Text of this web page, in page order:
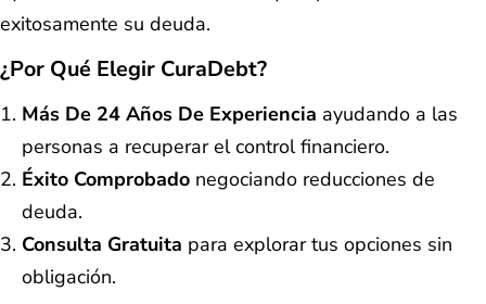
exitosamente su deuda.
¿Por Qué Elegir CuraDebt?
Más De 24 Años De Experiencia ayudando a las
personas a recuperar el control financiero.
Éxito Comprobado negociando reducciones de
deuda.
Consulta Gratuita para explorar tus opciones sin
obligación.